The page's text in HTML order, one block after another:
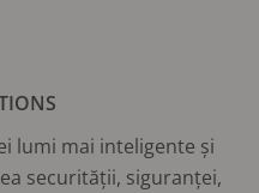
lumi mai inteligente și
securității, siguranței,